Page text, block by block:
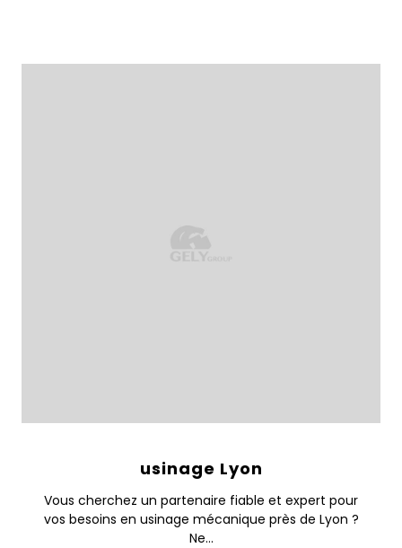
usinage Lyon
Vous cherchez un partenaire fiable et expert pour
vos besoins en usinage mécanique près de Lyon ?
Ne...